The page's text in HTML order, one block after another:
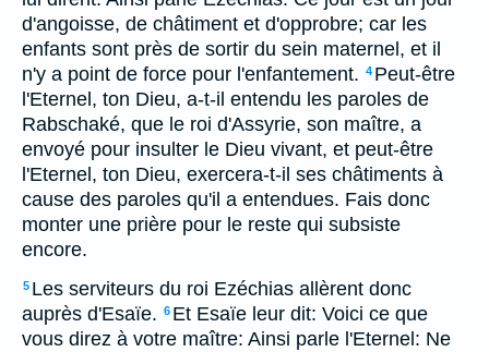
d'angoisse, de châtiment et d'opprobre; car les
enfants sont près de sortir du sein maternel, et il
n'y a point de force pour l'enfantement. 4 Peut-être
l'Eternel, ton Dieu, a-t-il entendu les paroles de
Rabschaké, que le roi d'Assyrie, son maître, a
envoyé pour insulter le Dieu vivant, et peut-être
l'Eternel, ton Dieu, exercera-t-il ses châtiments à
cause des paroles qu'il a entendues. Fais donc
monter une prière pour le reste qui subsiste
encore.
5 Les serviteurs du roi Ezéchias allèrent donc
auprès d'Esaïe. 6 Et Esaïe leur dit: Voici ce que
vous direz à votre maître: Ainsi parle l'Eternel: Ne